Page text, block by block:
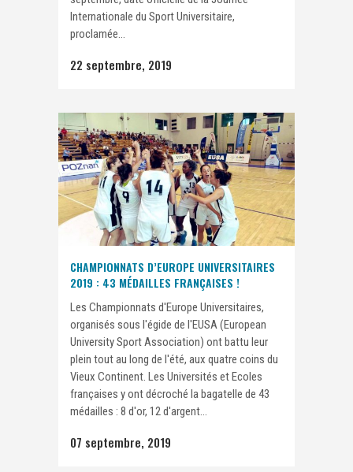
Internationale du Sport Universitaire,
proclamée...
22 septembre, 2019
CHAMPIONNATS D’EUROPE UNIVERSITAIRES
2019 : 43 MÉDAILLES FRANÇAISES !
Les Championnats d'Europe Universitaires,
organisés sous l'égide de l'EUSA (European
University Sport Association) ont battu leur
plein tout au long de l'été, aux quatre coins du
Vieux Continent. Les Universités et Ecoles
françaises y ont décroché la bagatelle de 43
médailles : 8 d'or, 12 d'argent...
07 septembre, 2019